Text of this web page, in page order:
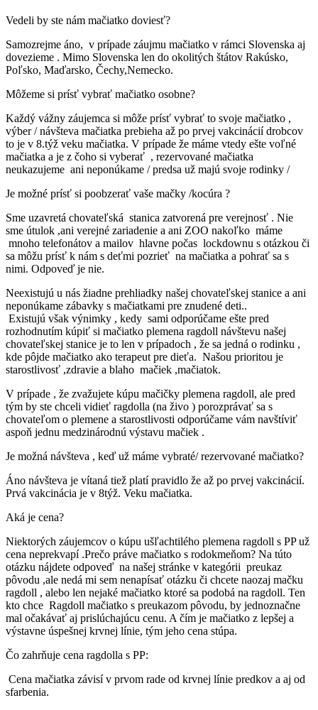
Vedeli by ste nám mačiatko doviesť?
Samozrejme áno, v prípade záujmu mačiatko v rámci Slovenska aj
dovezieme . Mimo Slovenska len do okolitých štátov Rakúsko,
Poľsko, Maďarsko, Čechy,Nemecko.
Môžeme si prísť vybrať mačiatko osobne?
Každý vážny záujemca si môže prísť vybrať to svoje mačiatko ,
výber / návšteva mačiatka prebieha až po prvej vakcinácií drobcov
to je v 8.týž veku mačiatka. V prípade že máme vtedy ešte voľné
mačiatka a je z čoho si vyberať , rezervované mačiatka
neukazujeme ani neponúkame / predsa už majú svoje rodinky /
Je možné prísť si poobzerať vaše mačky /kocúra ?
Sme uzavretá chovateľská stanica zatvorená pre verejnosť . Nie
sme útulok ,ani verejné zariadenie a ani ZOO nakoľko máme
mnoho telefonátov a mailov hlavne počas lockdownu s otázkou či
sa môžu prísť k nám s deťmi pozrieť na mačiatka a pohrať sa s
nimi. Odpoveď je nie.
Neexistujú u nás žiadne prehliadky našej chovateľskej stanice a ani
neponúkame zábavky s mačiatkami pre znudené deti..
Existujú však výnimky , kedy sami odporúčame ešte pred
rozhodnutím kúpiť si mačiatko plemena ragdoll návštevu našej
chovateľskej stanice je to len v prípadoch , že sa jedná o rodinku ,
kde pôjde mačiatko ako terapeut pre dieťa. Našou prioritou je
starostlivosť ,zdravie a blaho mačiek ,mačiatok.
V prípade , že zvažujete kúpu mačičky plemena ragdoll, ale pred
tým by ste chceli vidieť ragdolla (na živo ) porozprávať sa s
chovateľom o plemene a starostlivosti odporúčame vám navštíviť
aspoň jednu medzinárodnú výstavu mačiek .
Je možná návšteva , keď už máme vybraté/ rezervované mačiatko?
Áno návšteva je vítaná tiež platí pravidlo že až po prvej vakcinácií.
Prvá vakcinácia je v 8týž. Veku mačiatka.
Aká je cena?
Niektorých záujemcov o kúpu ušľachtilého plemena ragdoll s PP už
cena neprekvapí .Prečo práve mačiatko s rodokmeňom? Na túto
otázku nájdete odpoveď na našej stránke v kategórii preukaz
pôvodu ,ale nedá mi sem nenapísať otázku či chcete naozaj mačku
ragdoll , alebo len nejaké mačiatko ktoré sa podobá na ragdoll. Ten
kto chce Ragdoll mačiatko s preukazom pôvodu, by jednoznačne
mal očakávať aj prislúchajúcu cenu. A čím je mačiatko z lepšej a
výstavne úspešnej krvnej línie, tým jeho cena stúpa.
Čo zahrňuje cena ragdolla s PP:
Cena mačiatka závisí v prvom rade od krvnej línie predkov a aj od
sfarbenia.